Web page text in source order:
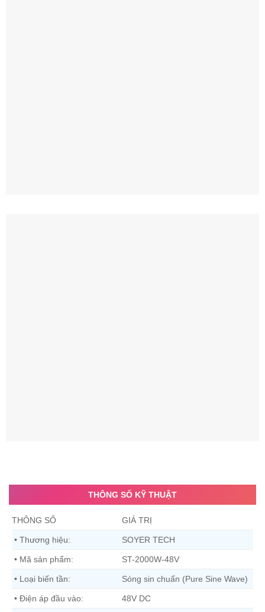
THÔNG SỐ KỸ THUẬT
THÔNG SỐ GIÁ TRỊ
• Thương hiệu: SOYER TECH
• Mã sản phẩm: ST-2000W-48V
• Loại biến tần: Sóng sin chuẩn (Pure Sine Wave)
• Điện áp đầu vào: 48V DC